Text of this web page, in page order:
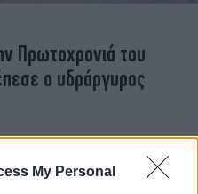
My Personal
Πρωτοχρονιά του
ο υδράργυρος